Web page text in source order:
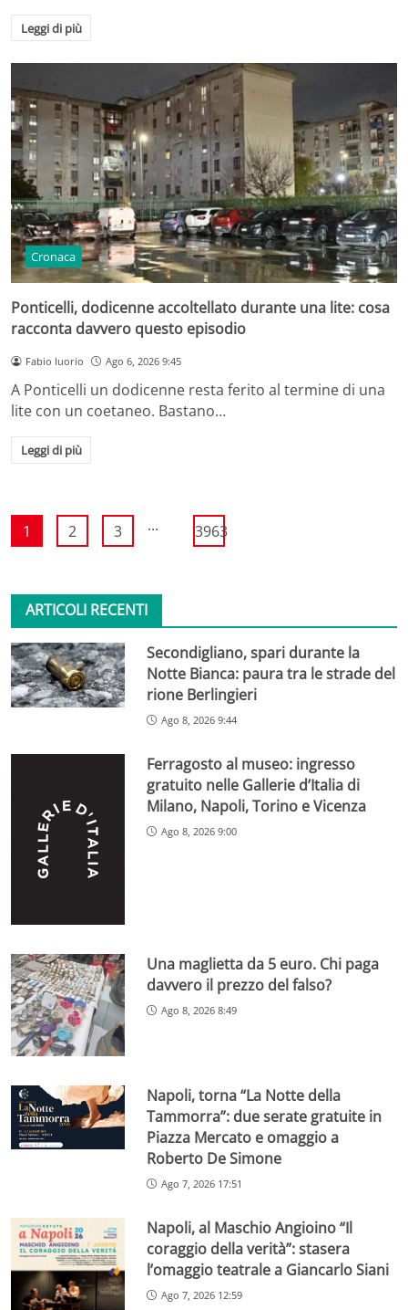
Leggi di più
Cronaca
Ponticelli, dodicenne accoltellato durante una lite: cosa
racconta davvero questo episodio
Fabio Iuorio Ago 6, 2026 9:45
A Ponticelli un dodicenne resta ferito al termine di una
lite con un coetaneo. Bastano…
Leggi di più
1 2 3 ... 3963
ARTICOLI RECENTI
Secondigliano, spari durante la
Notte Bianca: paura tra le strade del
rione Berlingieri
Ago 8, 2026 9:44
Ferragosto al museo: ingresso
gratuito nelle Gallerie d’Italia di
Milano, Napoli, Torino e Vicenza
Ago 8, 2026 9:00
Una maglietta da 5 euro. Chi paga
davvero il prezzo del falso?
Ago 8, 2026 8:49
Napoli, torna “La Notte della
Tammorra”: due serate gratuite in
Piazza Mercato e omaggio a
Roberto De Simone
Ago 7, 2026 17:51
Napoli, al Maschio Angioino “Il
coraggio della verità”: stasera
l’omaggio teatrale a Giancarlo Siani
Ago 7, 2026 12:59